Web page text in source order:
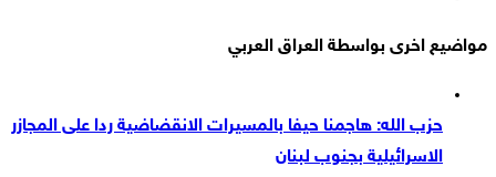
مواضيع اخرى بواسطة العراق العربي
حزب الله: هاجمنا حيفا بالمسيرات الانقضاضية ردا على المجازر
الاسرائيلية بجنوب لبنان